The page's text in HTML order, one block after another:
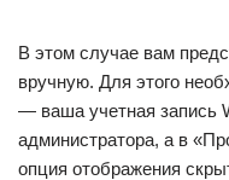
В этом случае вам
вручную. Для этого
— ваша учетная запись
администратора, а в
опция отображения